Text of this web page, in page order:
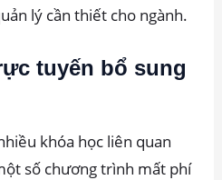
lý cần thiết cho ngành.
tuyến bổ sung
khóa học liên quan
số chương trình mất phí